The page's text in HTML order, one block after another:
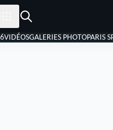
VIDÉOSGALERIES PHOTOPARIS